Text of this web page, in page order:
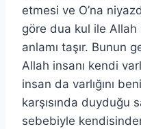
etmesi ve O’na
göre dua kul ile Allah
anlamı taşır. Bunun
Allah insanı kendi
insan da varlığını
karşısında duyduğu
sebebiyle